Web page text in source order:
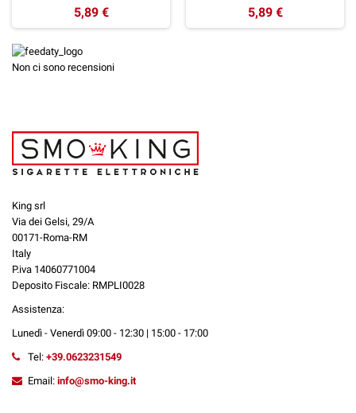
5,89 € 5,89 €
Non ci sono recensioni
King srl
Via dei Gelsi, 29/A
00171-Roma-RM
Italy
P.iva 14060771004
Deposito Fiscale: RMPLI0028
Assistenza:
Lunedì - Venerdì 09:00 - 12:30 | 15:00 - 17:00
Tel: +39.0623231549
Email: info@smo-king.it